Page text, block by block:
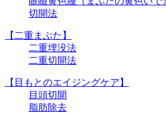
切開法
【二重まぶた】
二重埋没法
二重切開法
【目もとのエイジングケア】
目頭切開
脂肪除去